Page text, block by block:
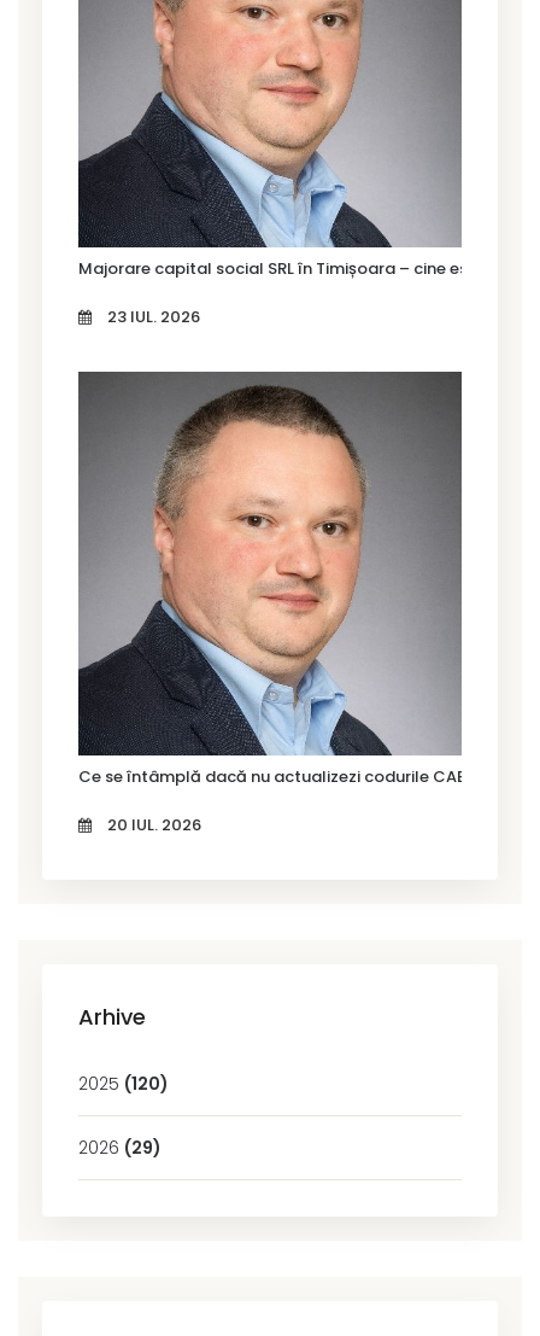
Majorare capital social SRL în Timișoara – cine este
23 IUL. 2026
Ce se întâmplă dacă nu actualizezi codurile CAEN Rev. 3?
20 IUL. 2026
Arhive
2025 (120)
2026 (29)